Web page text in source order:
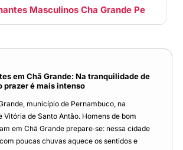
Masculinos Cha Grande Pe
prazer é mais intenso
município de Pernambuco, na
Vitória de Santo Antão. Homens de bom
em Chã Grande prepare‑se: nessa cidade
poucas chuvas aquece os sentidos e